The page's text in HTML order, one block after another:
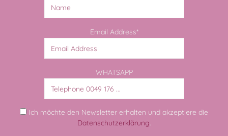
Email Address*
WHATSAPP
Ich möchte den Newsletter erhalten und akzeptiere die
Datenschutzerklärung.